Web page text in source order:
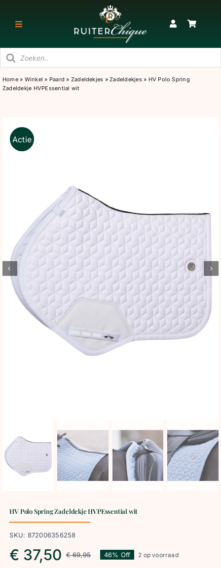
naar
Toggle
RUITER
PAARD
BLOG
SHOWROOM
WEBSHOP
Home» Winkel » Paard » Zadeldekjes »Zadeldekjes» HV Polo Spring
Zadeldekje HVPEssential wit
Actie
HV Polo Spring Zadeldekje HVPEssential wit
SKU: 872006356258
€69,95
€ 37,50 46% Off 2 op voorraad